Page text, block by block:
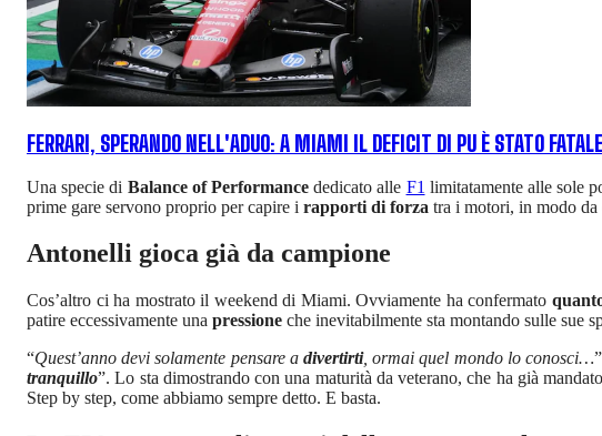
FERRARI, SPERANDO NELL'ADUO: A MIAMI IL DEFICIT DI PU È STATO FATALE
Una specie di Balance of Performancededicato alle F1 limitatamente alle sole
prime gare servono proprio per capire i rapporti di forza tra i motori, in modo
Antonelli gioca già da campione
Cos’altro ci ha mostrato il weekend di Miami. Ovviamente ha confermato
patire eccessivamente una pressione che inevitabilmente sta montando sulle sue
“Quest’anno devi solamente pensare adivertirti, ormai quel mondo lo conosci…
tranquillo”. Lo sta dimostrando con una maturità da veterano, che ha già
Step by step, come abbiamo sempre detto. E basta.